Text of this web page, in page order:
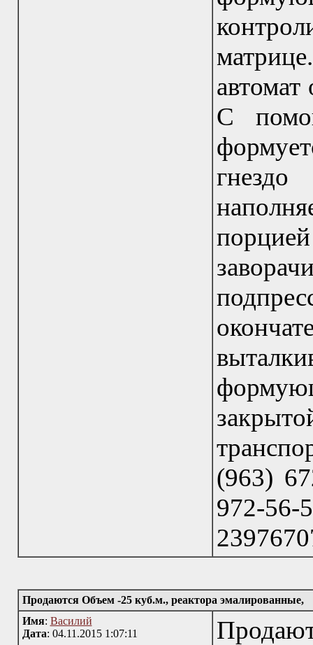
автомат
С
(963)
972-
Продаются Объем -25 куб.м., реактора эмалированные,
Имя: Василий
Дата: 04.11.2015 1:07:11